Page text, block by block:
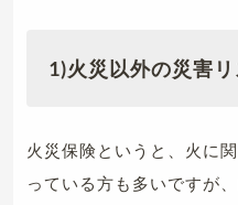
1)火災以外の災害
火災保険というと、火に
っている方も多いですが